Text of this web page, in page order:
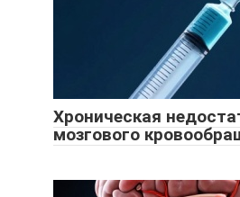
Хроническая
мозгового